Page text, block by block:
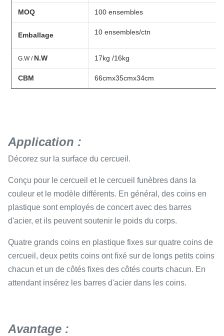
MOQ 100 ensembles
Emballage 10 ensembles/ctn
G.W / N.W 17kg /16kg
CBM 66cmx35cmx34cm
Application :
Décorez sur la surface du cercueil.
Conçu pour le cercueil et le cercueil funèbres dans la
couleur et le modèle différents. En général, des coins en
plastique sont employés de concert avec des barres
d'acier, et ils peuvent soutenir le poids du corps.
Quatre grands coins en plastique fixes sur quatre coins de
cercueil, deux petits coins ont fixé sur de longs petits coins
chacun et un de côtés fixes des côtés courts chacun. En
attendant insérez les barres d'acier dans les coins.
Avantage :